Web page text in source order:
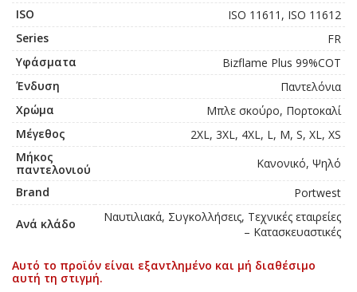
ISO
ISO 11611, ISO 11612
Series
FR
Υφάσματα
Bizflame Plus 99%COT
Ένδυση
Παντελόνια
Χρώμα
Μπλε σκούρο, Πορτοκαλί
Μέγεθος
2XL, 3XL, 4XL, L, M, S, XL, XS
Μήκος
παντελονιού
Κανονικό, Ψηλό
Brand
Portwest
Ανά κλάδο
Ναυτιλιακά, Συγκολλήσεις, Τεχνικές εταιρείες
– Κατασκευαστικές
Αυτό το προϊόν είναι εξαντλημένο και μή διαθέσιμο
αυτή τη στιγμή.